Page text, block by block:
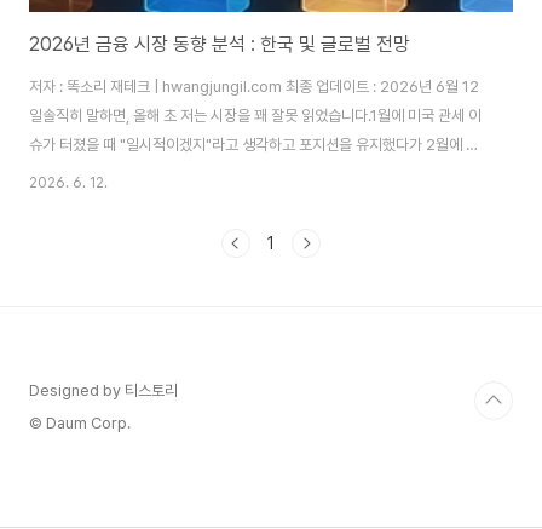
2026년 금융 시장 동향 분석 : 한국 및 글로벌 전망
저자 : 똑소리 재테크 | hwangjungil.com 최종 업데이트 : 2026년 6월 12
일솔직히 말하면, 올해 초 저는 시장을 꽤 잘못 읽었습니다.1월에 미국 관세 이
슈가 터졌을 때 "일시적이겠지"라고 생각하고 포지션을 유지했다가 2월에 꽤
쓴맛을 봤습니다. 그때 다시 한 번 느꼈습니다. 시장 동향을 주기적으로 정리하
래서 이 글을 씁니다. 거창한 전망이 아니라, 제가 실제로 포트폴리오를 운용하
2026. 6. 12.
1
Designed by 티스토리
© Daum Corp.